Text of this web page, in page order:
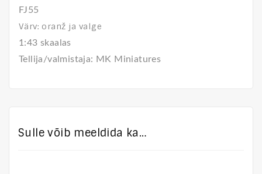
FJ55
Värv: oranž ja valge
1:43 skaalas
Tellija/valmistaja: MK Miniatures
Sulle võib meeldida ka…